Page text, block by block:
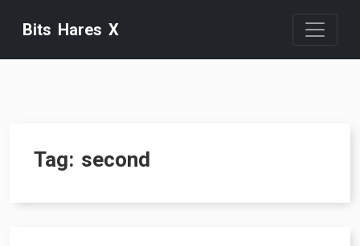
content
Bits Hares X
Tag: second